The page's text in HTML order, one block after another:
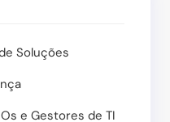
Soluções
e Gestores de TI